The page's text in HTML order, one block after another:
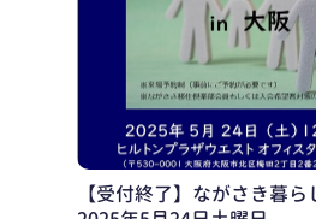
【受付終了】ながさき暮